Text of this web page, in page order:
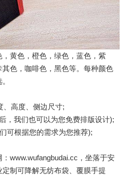
黄色，橙色，绿色，蓝色，紫
色，咖啡色，黑色等。每种颜色
高度、侧边尺寸;
我们也可以为您免费排版设计);
根据您的需求为您推荐);
www.wufangbudai.cc，坐落于安
制可降解无纺布袋、覆膜手提